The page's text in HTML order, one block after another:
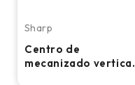
Sharp
Centro de
mecanizado vertical